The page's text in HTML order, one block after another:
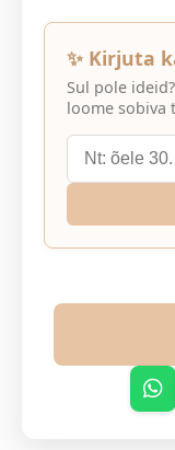
✨ Kirjuta
Sul pole
loome sobiva